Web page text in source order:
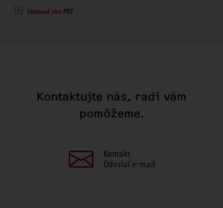
Stiahnuť ako PDF
Kontaktujte nás, radi vám
pomôžeme.
Kontakt
Odoslať e-mail